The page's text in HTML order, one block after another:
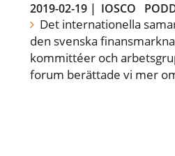
2019-02-19| IOSCO
Det internationella
den svenska
kommittéer och
forum berättade vi mer